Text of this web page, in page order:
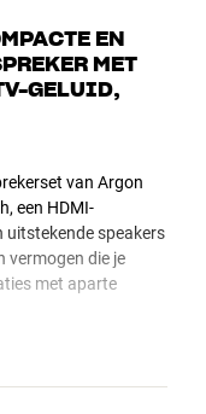
EN
MET
GELUID,
van Argon
een HDMI-
uitstekende speakers
vermogen die je
met aparte
kanalen en is